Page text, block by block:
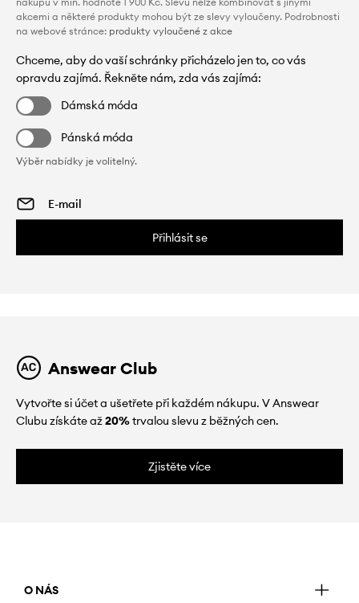
akcemi a některé produkty mohou být ze slevy vyloučeny. Podrobnosti
na webové stránce: produkty vyloučené z akce
Chceme, aby do vaší schránky přicházelo jen to, co vás
opravdu zajímá. Řekněte nám, zda vás zajímá:
Dámská móda
Pánská móda
Výběr nabídky je volitelný.
Přihlásit se
Answear Club
Vytvořte si účet a ušetřete při každém nákupu. V Answear
Clubu získáte až20%trvalou slevu z běžných cen.
Zjistěte více
O NÁS